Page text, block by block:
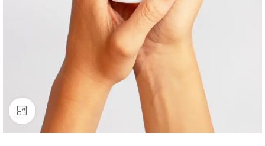
Clic para ampliar